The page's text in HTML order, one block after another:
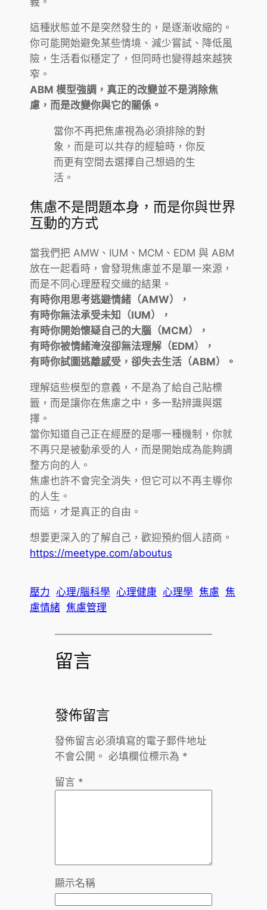
這種狀態並不是突然發生的，是逐漸收縮的。
你可能開始避免某些情境、減少嘗試、降低風
險，生活看似穩定了，但同時也變得越來越狹
窄。
ABM 模型強調，真正的改變並不是消除焦
慮，而是改變你與它的關係。
當你不再把焦慮視為必須排除的對
象，而是可以共存的經驗時，你反
而更有空間去選擇自己想過的生
活。
焦慮不是問題本身，而是你與世界
互動的方式
當我們把 AMW、IUM、MCM、EDM 與 ABM
放在一起看時，會發現焦慮並不是單一來源，
而是不同心理歷程交織的結果。
有時你用思考逃避情緒（AMW），
有時你無法承受未知（IUM），
有時你開始懷疑自己的大腦（MCM），
有時你被情緒淹沒卻無法理解（EDM），
有時你試圖逃離感受，卻失去生活（ABM）。
理解這些模型的意義，不是為了給自己貼標
籤，而是讓你在焦慮之中，多一點辨識與選
擇。
當你知道自己正在經歷的是哪一種機制，你就
不再只是被動承受的人，而是開始成為能夠調
整方向的人。
焦慮也許不會完全消失，但它可以不再主導你
的人生。
而這，才是真正的自由。
想要更深入的了解自己，歡迎預約個人諮商。
https://meetype.com/aboutus
壓力 心理/腦科學 心理健康 心理學 焦慮 焦
慮情緒 焦慮管理
留言
發佈留言
發佈留言必須填寫的電子郵件地址
不會公開。 必填欄位標示為 *
留言 *
顯示名稱